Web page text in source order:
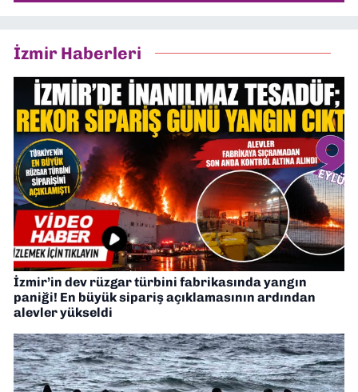
İzmir Haberleri
İzmir’in dev rüzgar türbini fabrikasında yangın
paniği! En büyük sipariş açıklamasının ardından
alevler yükseldi